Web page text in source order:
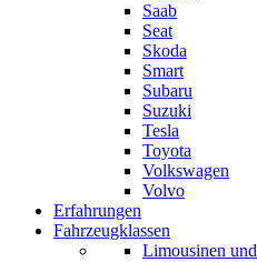
Saab
Seat
Skoda
Smart
Subaru
Suzuki
Tesla
Toyota
Volkswagen
Volvo
Erfahrungen
Fahrzeugklassen
Limousinen und